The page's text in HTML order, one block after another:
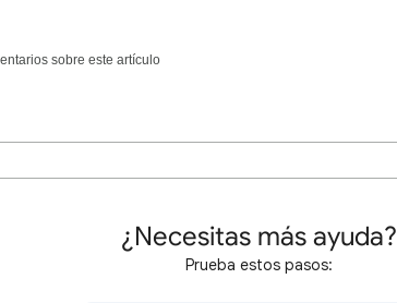
sobre este artículo
¿Necesitas más ayuda?
Prueba estos pasos: